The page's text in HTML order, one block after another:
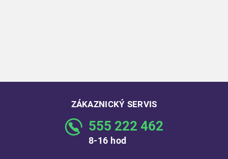
ZÁKAZNICKÝ SERVIS
555 222 462
8-16 hod